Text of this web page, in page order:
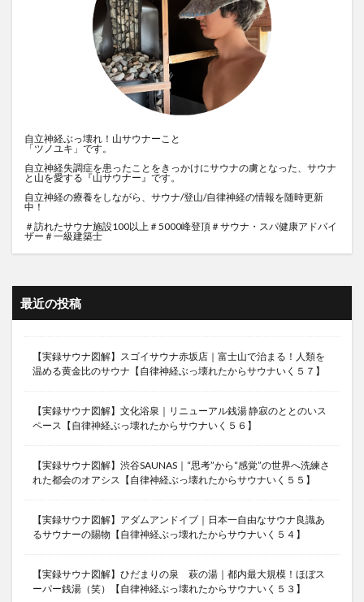
自立神経ぶっ壊れ！山サウナーこと
「ツノユキ」です。
自立神経失調症を患ったことをきっかけにサウナの虜となった、サウナ
と山を愛する『山サウナー』です。
自立神経の療養をしながら、サウナ/登山/自律神経の情報を随時更新
中！
＃訪れたサウナ施設100以上＃5000峰登頂＃サウナ・スパ健康アドバイ
ザー＃一級建築士
最近の投稿
【実録サウナ図解】スゴイサウナ赤坂店｜富士山で治まる！人類を
温める黄金比のサウナ【自律神経ぶっ壊れたからサウナいく５７】
【実録サウナ図解】文化浴泉｜リニューアル銭湯 静寂のととのいス
ペース【自律神経ぶっ壊れたからサウナいく５６】
【実録サウナ図解】渋谷SAUNAS｜“思考”から“感覚”の世界へ洗練さ
れた都会のオアシス【自律神経ぶっ壊れたからサウナいく５５】
【実録サウナ図解】アダムアンドイブ｜日本一自由なサウナ良識あ
るサウナーの賜物【自律神経ぶっ壊れたからサウナいく５４】
【実録サウナ図解】ひだまりの泉 萩の湯｜都内最大規模！ほぼス
ーパー銭湯（笑）【自律神経ぶっ壊れたからサウナいく５３】